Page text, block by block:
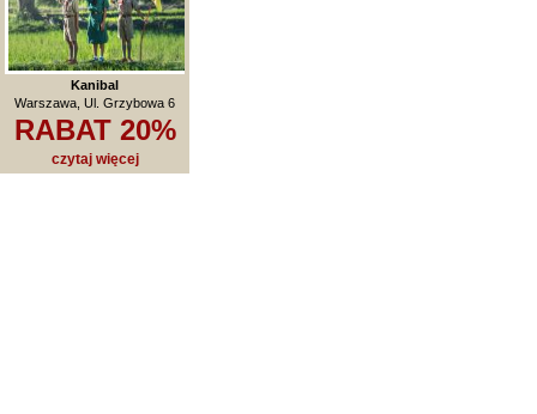
Kanibal
Warszawa, Ul. Grzybowa 6
RABAT 20%
czytaj więcej